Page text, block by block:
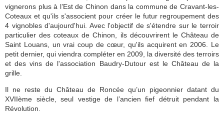
vignerons plus à l’Est de Chinon dans la commune de Cravant-les-
Coteaux et qu'ils s'associent pour créer le futur regroupement des
4 vignobles d'aujourd'hui. Avec l'objectif de s'étendre sur le terroir
particulier des coteaux de Chinon, ils découvrirent le Château de
Saint Louans, un vrai coup de cœur, qu'ils acquirent en 2006. Le
petit dernier, qui viendra compléter en 2009, la diversité des terroirs
et des vins de l'association Baudry-Dutour est le Château de la
grille.
Il ne reste du Château de Roncée qu’un pigeonnier datant du
XVIIème siècle, seul vestige de l’ancien fief détruit pendant la
Révolution.